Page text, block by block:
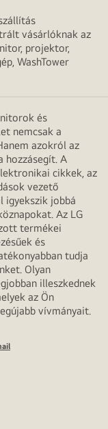
vásárlóknak az
projektor,
WashTower
és
nemcsak a
azokról az
hozzásegít. A
cikkek, az
vezető
igyekszik jobbá
Az LG
termékei
és
tudja
Olyan
illeszkednek
az Ön
vívmányait.